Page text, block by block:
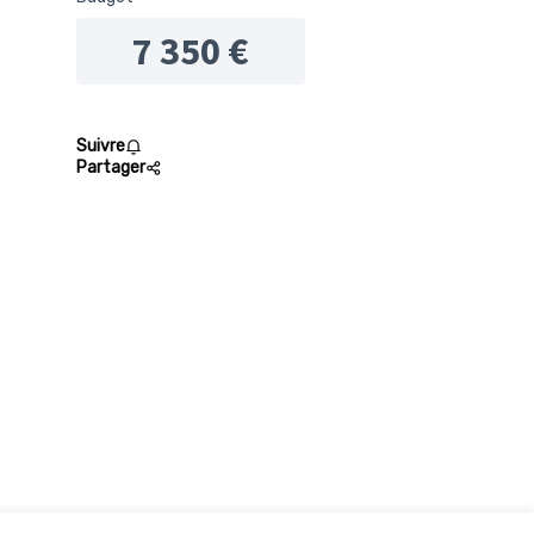
de la catégorie : Sport
7 350 €
Suivre
Partager